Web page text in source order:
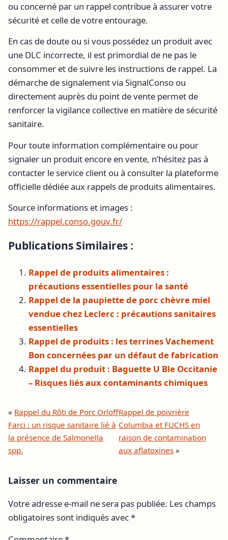
ou concerné par un rappel contribue à assurer votre
sécurité et celle de votre entourage.
En cas de doute ou si vous possédez un produit avec
une DLC incorrecte, il est primordial de ne pas le
consommer et de suivre les instructions de rappel. La
démarche de signalement via SignalConso ou
directement auprès du point de vente permet de
renforcer la vigilance collective en matière de sécurité
sanitaire.
Pour toute information complémentaire ou pour
signaler un produit encore en vente, n’hésitez pas à
contacter le service client ou à consulter la plateforme
officielle dédiée aux rappels de produits alimentaires.
Source informations et images :
https://rappel.conso.gouv.fr/
Publications Similaires :
Rappel de produits alimentaires :
précautions essentielles pour la santé
Rappel de la paupiette de porc chèvre miel
vendue chez Leclerc : précautions sanitaires
essentielles
Rappel de produits : les terrines Vachement
Bon concernées par un défaut de fabrication
Rappel du produit : Baguette U Ble Occitanie
– Risques liés aux contaminants chimiques
« Rappel du Rôti de Porc Orloff
Farci : un risque sanitaire lié à
la présence de Salmonella
spp.
Rappel de poivrière
Columbia et FUCHS en
raison de contamination
aux aflatoxines»
Laisser un commentaire
Votre adresse e-mail ne sera pas publiée. Les champs
obligatoires sont indiqués avec*